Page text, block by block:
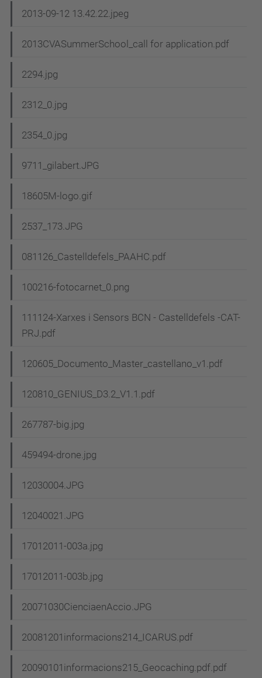
2013-09-12 13.42.22.jpeg
2013CVASummerSchool_call for application.pdf
2294.jpg
2312_0.jpg
2354_0.jpg
9711_gilabert.JPG
18605M-logo.gif
2537_173.JPG
081126_Castelldefels_PAAHC.pdf
100216-fotocarnet_0.png
111124-Xarxes i Sensors BCN - Castelldefels -CAT-
PRJ.pdf
120605_Documento_Master_castellano_v1.pdf
120810_GENIUS_D3.2_V1.1.pdf
267787-big.jpg
459494-drone.jpg
12030004.JPG
12040021.JPG
17012011-003a.jpg
17012011-003b.jpg
20071030CienciaenAccio.JPG
20081201informacions214_ICARUS.pdf
20090101informacions215_Geocaching.pdf.pdf